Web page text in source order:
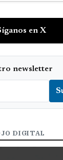
en X
newsletter
DIGITAL